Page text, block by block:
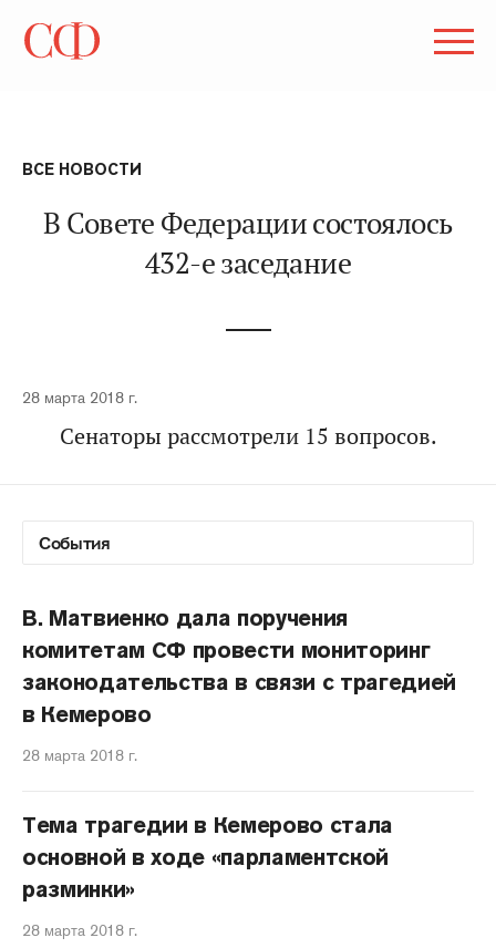
ВСЕ НОВОСТИ
В Совете Федерации состоялось
432-е заседание
28 марта 2018 г.
Сенаторы рассмотрели 15 вопросов.
В. Матвиенко дала поручения
комитетам СФ провести мониторинг
законодательства в связи с трагедией
в Кемерово
28 марта 2018 г.
Тема трагедии в Кемерово стала
основной в ходе «парламентской
разминки»
28 марта 2018 г.